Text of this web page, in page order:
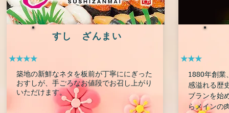
すし ざんまい
★★★★
築地の新鮮なネタを板前が丁寧ににぎった
おすしが、手ごろなお値段でお召し上がり
いただけます。
★★★
1880年創業
感溢れる歴
ブランを始
らメインの